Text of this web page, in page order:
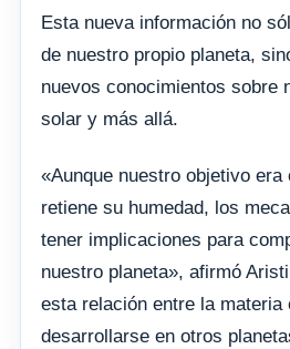
Esta nueva información no
de nuestro propio planeta,
nuevos conocimientos sobre
solar y más allá.
«Aunque nuestro objetivo
retiene su humedad, los
tener implicaciones para
nuestro planeta», afirmó
esta relación entre la
desarrollarse en otros